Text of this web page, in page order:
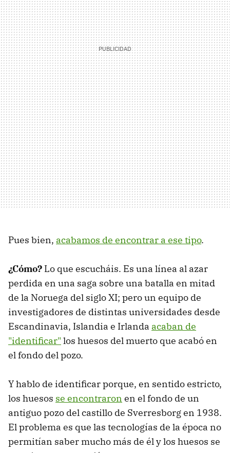
Pues bien, acabamos de encontrar a ese tipo.
¿Cómo? Lo que escucháis. Es una línea al azar
perdida en una saga sobre una batalla en mitad
de la Noruega del siglo XI; pero un equipo de
investigadores de distintas universidades desde
Escandinavia, Islandia e Irlanda acaban de
"identificar" los huesos del muerto que acabó en
el fondo del pozo.
Y hablo de identificar porque, en sentido estricto,
los huesos se encontraron en el fondo de un
antiguo pozo del castillo de Sverresborg en 1938.
El problema es que las tecnologías de la época no
permitían saber mucho más de él y los huesos se